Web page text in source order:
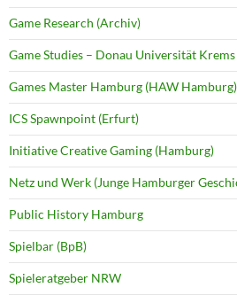
Game Research (Archiv)
Game Studies – Donau Universität Krems
Games Master Hamburg (HAW Hamburg)
ICS Spawnpoint (Erfurt)
Initiative Creative Gaming (Hamburg)
Netz und Werk (Junge Hamburger
Public History Hamburg
Spielbar (BpB)
Spieleratgeber NRW